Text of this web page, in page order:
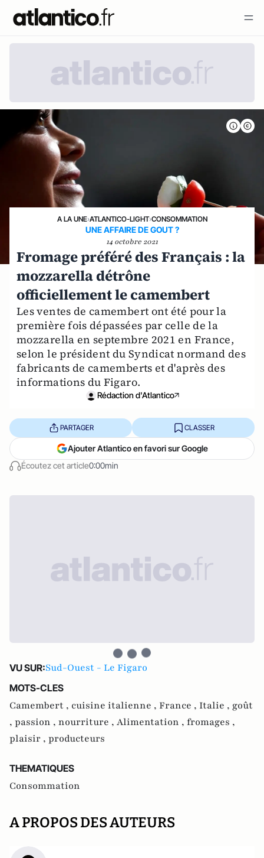
A LA UNE›ATLANTICO-LIGHT›CONSOMMATION
UNE AFFAIRE DE GOUT ?
14 octobre 2021
Fromage préféré des Français : la
mozzarella détrône
officiellement le camembert
Les ventes de camembert ont été pour la
première fois dépassées par celle de la
mozzarella en septembre 2021 en France,
selon le président du Syndicat normand des
fabricants de camemberts et d'après des
informations du Figaro.
Rédaction d'Atlantico
Écoutez cet article0:00min
PARTAGER CLASSER
Ajouter Atlantico en favori sur Google
VU SUR:Sud-Ouest - Le Figaro
MOTS-CLES
Camembert , cuisine italienne , France , Italie , goût
, passion , nourriture , Alimentation , fromages ,
plaisir , producteurs
THEMATIQUES
Consommation
A PROPOS DES AUTEURS